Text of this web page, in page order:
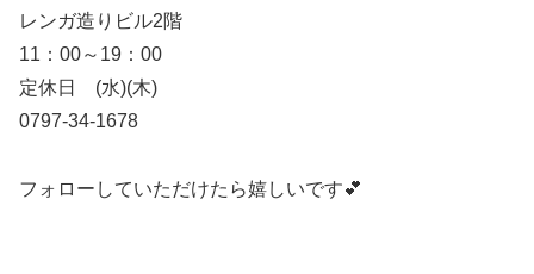
レンガ造りビル2階
11：00～19：00
定休日 (水)(木)
0797-34-1678
フォローしていただけたら嬉しいです💕